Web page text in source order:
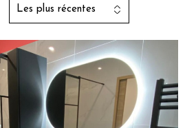
Les plus récentes